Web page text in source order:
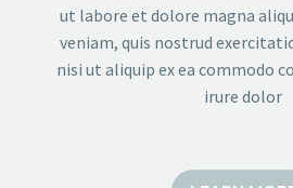
ut labore et dolore magna
veniam, quis nostrud
nisi ut aliquip ex ea commodo
irure dolor